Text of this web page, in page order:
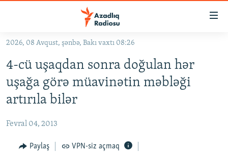
Əsas
qayıt
Əsas
naviqasiyaya
qayıt
KORRUPSIOMETR
FƏRQƏ BAX
QANUNI DOĞRU
2026, 08 Avqust, şənbə, Bakı vaxtı 08:26
4-cü uşaqdan sonra doğulan hər
uşağa görə müavinətin məbləği
artırıla bilər
Fevral 04, 2013
Paylaş VPN-siz açmaq